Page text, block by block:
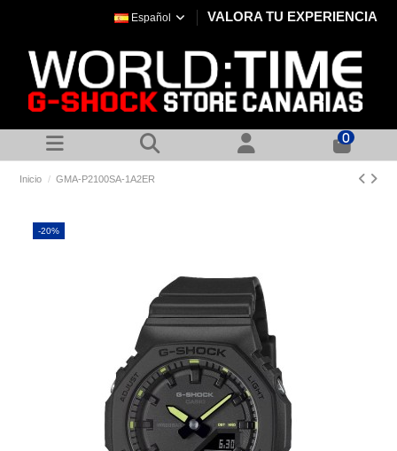
Español VALORA TU EXPERIENCIA
0
Inicio GMA-P2100SA-1A2ER
-20%